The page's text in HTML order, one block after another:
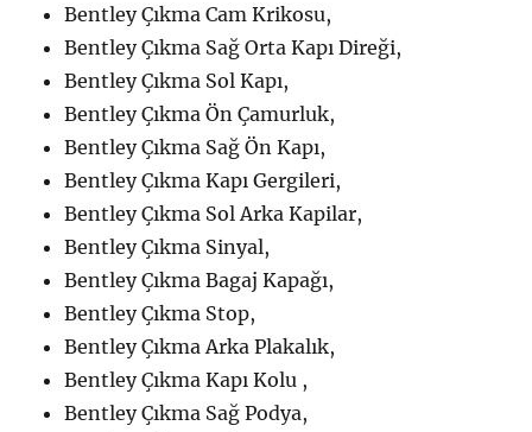
Bentley Çıkma Cam Krikosu,
Bentley Çıkma Sağ Orta Kapı Direği,
Bentley Çıkma Sol Kapı,
Bentley Çıkma Ön Çamurluk,
Bentley Çıkma Sağ Ön Kapı,
Bentley Çıkma Kapı Gergileri,
Bentley Çıkma Sol Arka Kapilar,
Bentley Çıkma Sinyal,
Bentley Çıkma Bagaj Kapağı,
Bentley Çıkma Stop,
Bentley Çıkma Arka Plakalık,
Bentley Çıkma Kapı Kolu ,
Bentley Çıkma Sağ Podya,